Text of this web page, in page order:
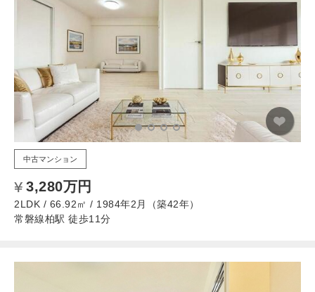
中古マンション
3,280万円
2LDK / 66.92㎡ / 1984年2月（築42年）
常磐線柏駅 徒歩11分